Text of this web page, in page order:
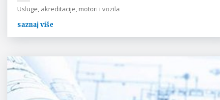
Usluge, akreditacije, motori i vozila
saznaj više